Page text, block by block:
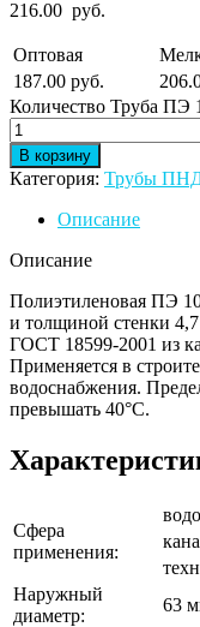
216.00 руб.
Оптовая
187.00 руб.
Количество Труба ПЭ
В корзину
Категория: Трубы
Описание
Описание
Полиэтиленовая ПЭ
и толщиной стенки 4,7
ГОСТ 18599-2001 из
Применяется в
водоснабжения.
превышать 40°С.
Сфера
применения:
Наружный
диаметр:
63